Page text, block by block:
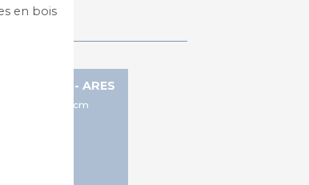
en bois
ARMÉ - ARES
x P68,9 x H80cm